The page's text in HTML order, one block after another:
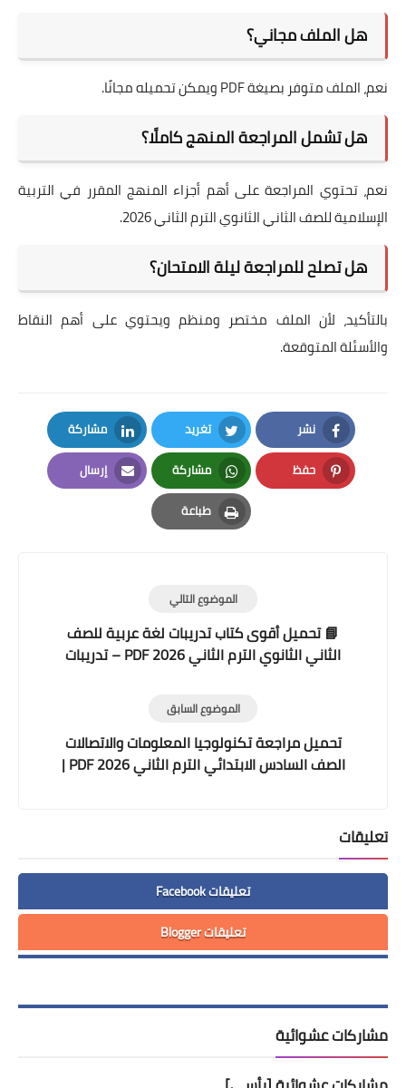
هل الملف مجاني؟
نعم، الملف متوفر بصيغة PDF ويمكن تحميله مجانًا.
هل تشمل المراجعة المنهج كاملًا؟
نعم، تحتوي المراجعة على أهم أجزاء المنهج المقرر في التربية
الإسلامية للصف الثاني الثانوي الترم الثاني 2026.
هل تصلح للمراجعة ليلة الامتحان؟
بالتأكيد، لأن الملف مختصر ومنظم ويحتوي على أهم النقاط
والأسئلة المتوقعة.
نشر
Facebook
تغريد
Twitter
مشاركة
LinkedIn
حفظ
Pinterest
مشاركة
Whatsapp
إرسال
Email
طباعة
Print
الموضوع التالي
📘 تحميل أقوى كتاب تدريبات لغة عربية للصف
الثاني الثانوي الترم الثاني 2026 PDF – تدريبات
شاملة وأسئلة المتفوقين
الموضوع السابق
تحميل مراجعة تكنولوجيا المعلومات والاتصالات
الصف السادس الابتدائي الترم الثاني 2026 PDF |
تعليقات
تعليقات Facebook
تعليقات Blogger
مشاركات عشوائية